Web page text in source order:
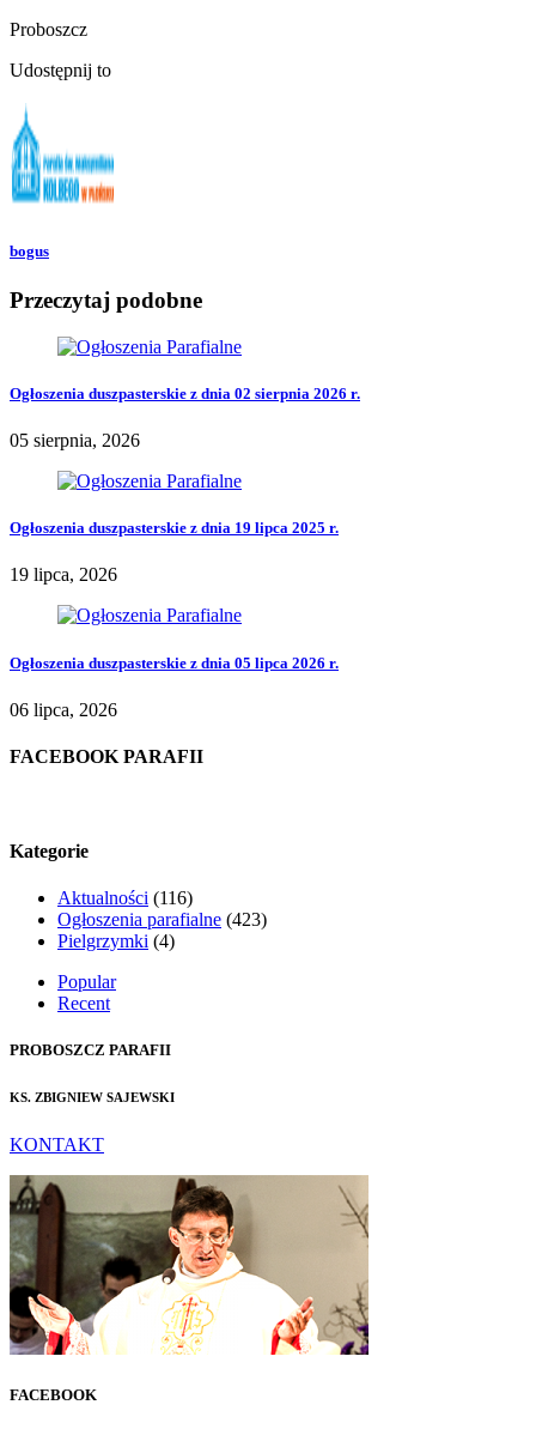
Proboszcz
Udostępnij to
bogus
Przeczytaj podobne
Ogłoszenia duszpasterskie z dnia 02 sierpnia 2026 r.
05 sierpnia, 2026
Ogłoszenia duszpasterskie z dnia 19 lipca 2025 r.
19 lipca, 2026
Ogłoszenia duszpasterskie z dnia 05 lipca 2026 r.
06 lipca, 2026
FACEBOOK PARAFII
Kategorie
Aktualności (116)
Ogłoszenia parafialne (423)
Pielgrzymki (4)
Popular
Recent
PROBOSZCZ PARAFII
KS. ZBIGNIEW SAJEWSKI
KONTAKT
FACEBOOK